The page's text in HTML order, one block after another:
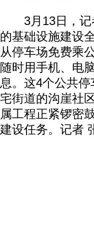
3月13日，记
的基础设施建设
从停车场免费乘
随时用手机、电
息。这4个公共
宅街道的沟崖社
属工程正紧锣密
建设任务。记者